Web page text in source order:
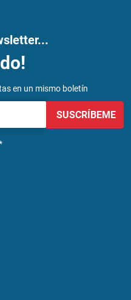
en un mismo boletín
SUSCRÍBEME